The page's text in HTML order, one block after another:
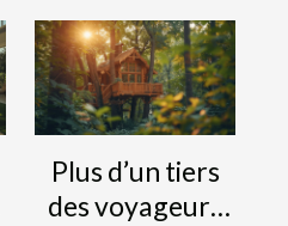
Plus d’un tiers
des voyageurs